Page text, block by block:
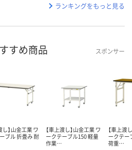
ランキングをもっと見る
すめ商品 スポンサー
し】山金工業 ワ
ブル 折畳み 耐
【車上渡し】山金工業 ワ
ークテーブル150 軽量
作業…
【車上渡
ークテー
荷重…